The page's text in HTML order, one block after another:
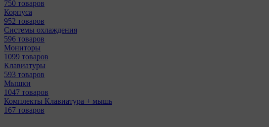
750 товаров
Корпуса
952 товаров
Системы охлаждения
596 товаров
Мониторы
1099 товаров
Клавиатуры
593 товаров
Мышки
1047 товаров
Комплекты Клавиатура + мышь
167 товаров